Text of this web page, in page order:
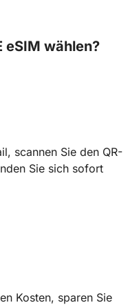
eSIM wählen?
scannen Sie den QR-
Sie sich sofort
Kosten, sparen Sie